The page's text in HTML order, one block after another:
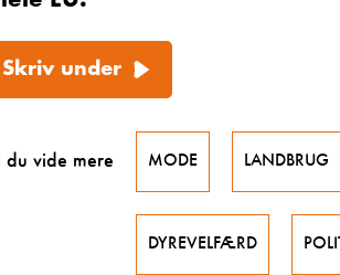
Skriv under
du vide mere MODE LANDBRUG
DYREVELFÆRD